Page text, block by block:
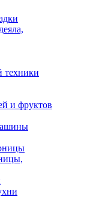
техники
и фруктов